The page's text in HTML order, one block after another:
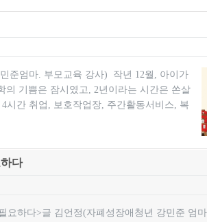
마. 부모교육 강사) 작년 12월, 아이가
의 기쁨은 잠시였고, 2년이라는 시간은 쏜살
시간 취업, 보호작업장, 주간활동서비스, 복
다
요하다>글 김언정(자폐성장애청년 강민준 엄